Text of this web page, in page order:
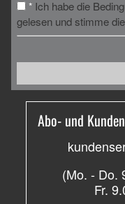
* Ich habe die
gelesen und stimme
Abo- und
(Mo. - Do.
Fr.